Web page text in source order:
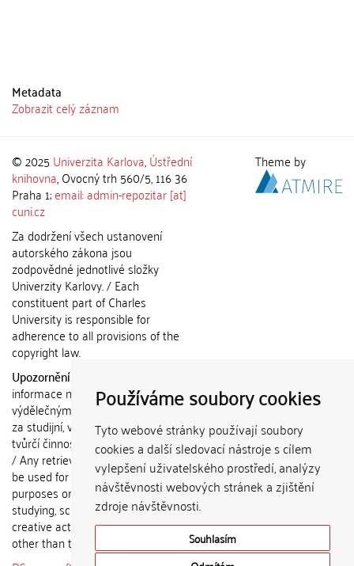
Používáme soubory cookies
Tyto webové stránky používají soubory
cookies a další sledovací nástroje s cílem
vylepšení uživatelského prostředí, analýzy
návštěvnosti webových stránek a zjištění
zdroje návštěvnosti.
Souhlasím
Metadata
Zobrazit celý záznam
© 2025 Univerzita Karlova,Ústřední
knihovna, Ovocný trh 560/5, 116 36
Praha 1;email: admin-repozitar [at]
cuni.cz
Za dodržení všech ustanovení
autorského zákona jsou
zodpovědné jednotlivé složky
Univerzity Karlovy. / Each
constituent part of Charles
University is responsible for
adherence to all provisions of the
copyright law.
Upozornění / Notice:
informace nemohou být použity k
výdělečným účelům nebo vydávány
za studijní, vědeckou nebo jinou
tvůrčí činnost jiné osoby než autora.
/ Any retrieved information shall not
be used for any commercial
purposes or claimed as results of
studying, scientific or any other
creative activities of any person
other than the author.
Theme by